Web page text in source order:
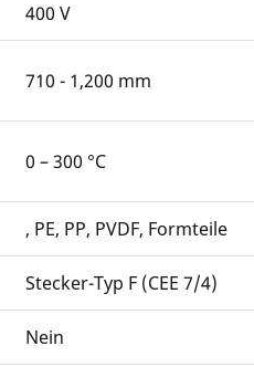
400 V
710 - 1,200 mm
0 – 300 °C
, PE, PP, PVDF, Formteile
Stecker-Typ F (CEE 7/4)
Nein